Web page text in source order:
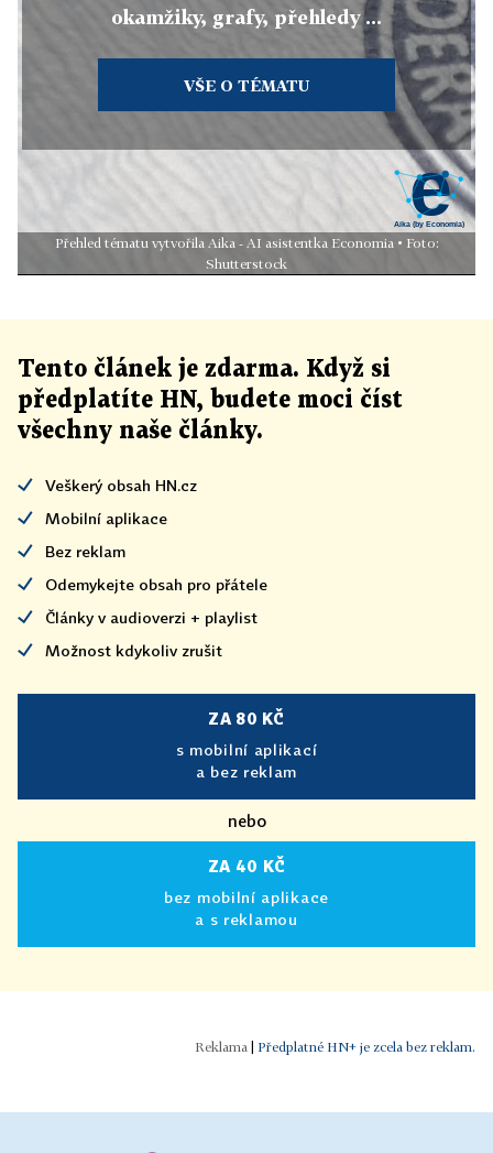
okamžiky, grafy, přehledy ...
VŠE O TÉMATU
Přehled tématu vytvořila Aika - AI asistentka Economia • Foto:
Shutterstock
Tento článek je zdarma. Když si
předplatíte HN, budete moci číst
všechny naše články.
Veškerý obsah HN.cz
Mobilní aplikace
Bez reklam
Odemykejte obsah pro přátele
Články v audioverzi + playlist
Možnost kdykoliv zrušit
ZA 80 KČ
s mobilní aplikací
a bez reklam
nebo
ZA 40 KČ
bez mobilní aplikace
a s reklamou
| Předplatné HN+ je zcela bez reklam.